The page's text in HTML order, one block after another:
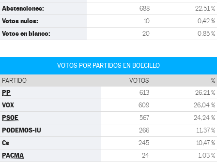
Abstenciones: 688 22,51 %
Votos nulos: 10 0,42 %
Votos en blanco: 20 0,85 %
VOTOS POR PARTIDOS EN BOECILLO
PARTIDO VOTOS %
PP 613 26,21 %
VOX 609 26,04 %
PSOE 567 24,24 %
PODEMOS-IU 266 11,37 %
Cs 245 10,47 %
PACMA 24 1,03 %